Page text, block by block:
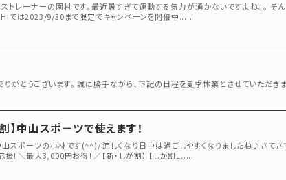
ストレーナーの園村です。最近暑すぎて運動する気力が湧かないですよね。。 そ
では2023/9/30まで限定でキャンペーンを開催中.....
がとうございます。 誠に勝手ながら、下記の日程を夏季休業とさせていただき
】中山スポーツで使えます！
山スポーツの小林です(^^)/ 涼しくなり日中は過ごしやすくなりましたね♪さてさ
援！＼最大3,000円お得！／【新・しが割】 【しが割L.....